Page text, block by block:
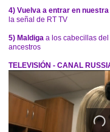
4) Vuelva a entrar en nuestra
la señal de RT TV
5) Maldiga a los cabecillas
ancestros
TELEVISIÓN - CANAL